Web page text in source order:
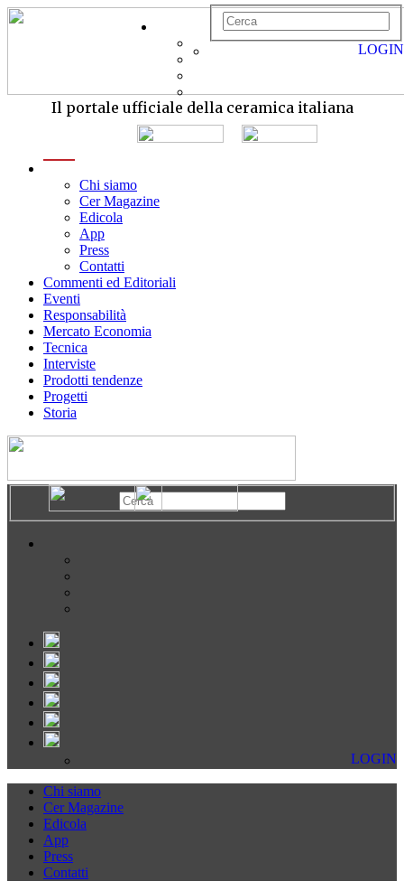
Il portale ufficiale della ceramica italiana
Chi siamo
Cer Magazine
Edicola
App
Press
Contatti
Commenti ed Editoriali
Eventi
Responsabilità
Mercato Economia
Tecnica
Interviste
Prodotti tendenze
Progetti
Storia
LOGIN
LOGIN
Chi siamo
Cer Magazine
Edicola
App
Press
Contatti